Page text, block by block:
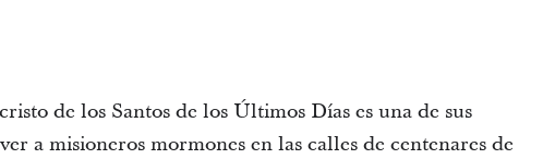
de los Santos de los Últimos Días es una de sus
a misioneros mormones en las calles de centenares de